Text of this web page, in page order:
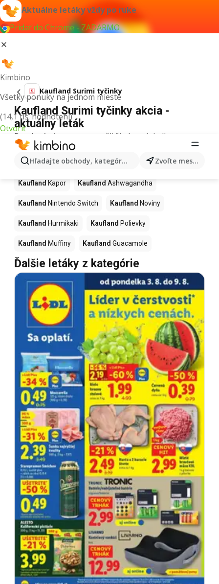
Aktuálne letáky vždy po ruke
Pridať do Chrome - ZADARMO
Kimbino
Všetky ponuky na jednom mieste
(14,1 tis. hodnotení)
Otvoriť
Hľadajte obchody, kategórie, produkty... Zvoľte mesto
Kaufland Surimi tyčinky
Kaufland Surimi tyčinky akcia -
aktuálny leták
Pre daný výraz sme nenašli žiadne výsledky.
Ďalšie produkty v obchodoch
Kaufland
Kaufland Kapor Kaufland Ashwagandha
Kaufland Nintendo Switch Kaufland Noviny
Kaufland Hurmikaki Kaufland Polievky
Kaufland Muffiny Kaufland Guacamole
Ďalšie letáky z kategórie